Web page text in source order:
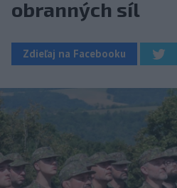
obranných síl
Zdieľaj na Facebooku